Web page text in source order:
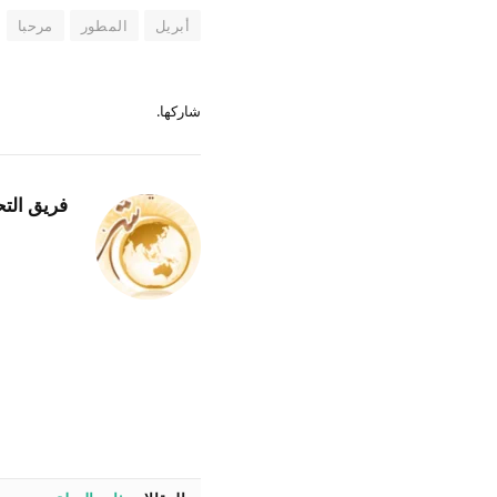
أبريل المطور مرحبا
شاركها.
فريق